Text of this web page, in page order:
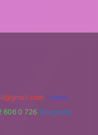
Teams:
606 0 726 Telegram: